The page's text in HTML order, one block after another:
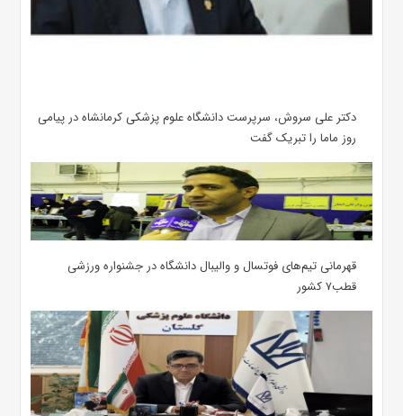
دکتر علی سروش، سرپرست دانشگاه علوم پزشکی کرمانشاه در پیامی
روز ماما را تبریک گفت
قهرمانی تیم‌های فوتسال و والیبال دانشگاه در جشنواره ورزشی
قطب۷ کشور